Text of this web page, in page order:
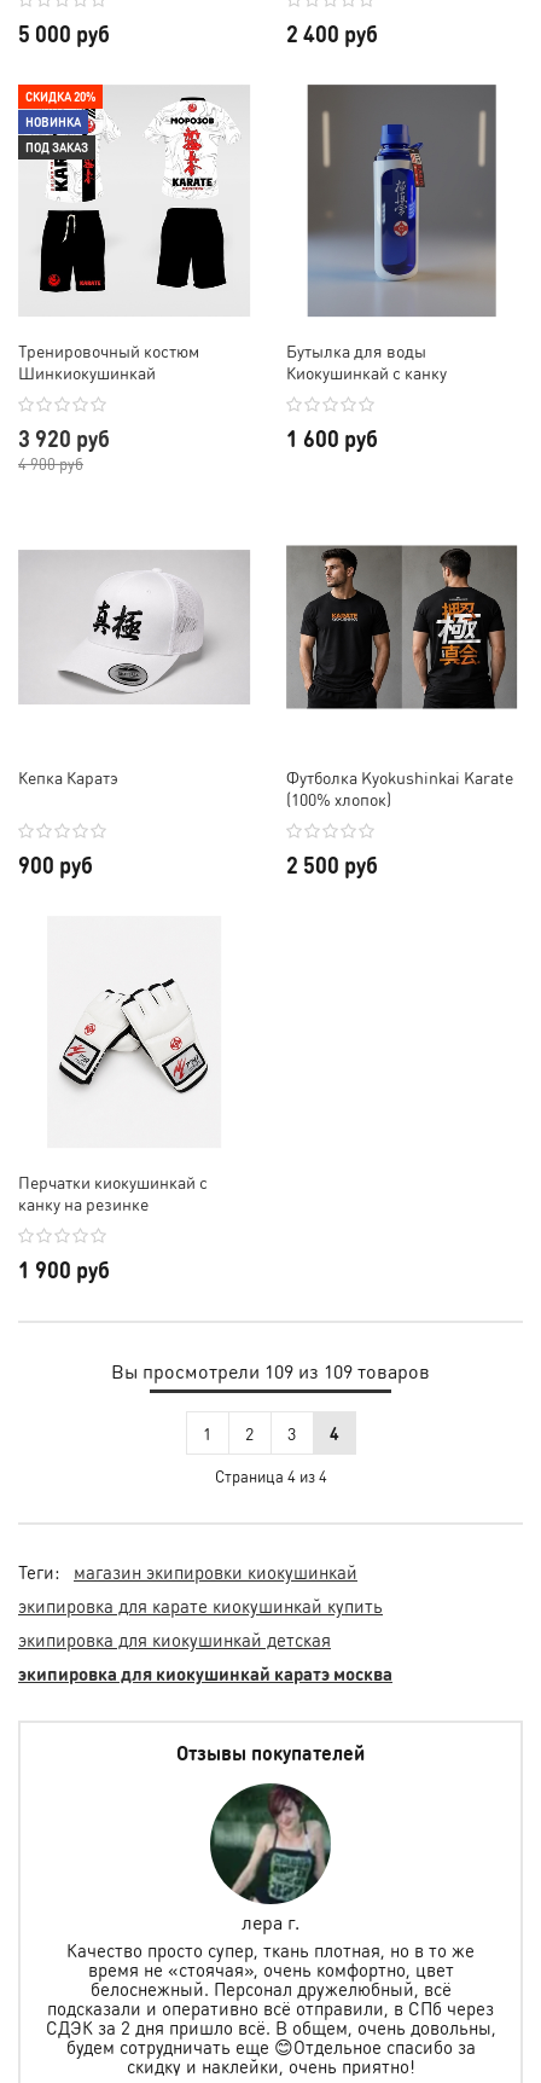
5 000 руб 2 400 руб
СКИДКА 20%
НОВИНКА
ПОД ЗАКАЗ
Тренировочный костюм
Шинкиокушинкай
3 920 руб
4 900 руб
Бутылка для воды
Киокушинкай с канку
1 600 руб
Кепка Каратэ
900 руб
Футболка Kyokushinkai Karate
(100% хлопок)
2 500 руб
Перчатки киокушинкай с
канку на резинке
1 900 руб
Вы просмотрели 109 из 109 товаров
1 2 3 4
Страница 4 из 4
Теги:
магазин экипировки киокушинкай
экипировка для карате киокушинкай купить
экипировка для киокушинкай детская
экипировка для киокушинкай каратэ москва
Отзывы покупателей
лера г.
Качество просто супер, ткань плотная, но в то же
время не «стоячая», очень комфортно, цвет
белоснежный. Персонал дружелюбный, всё
подсказали и оперативно всё отправили, в СПб через
СДЭК за 2 дня пришло всё. В общем, очень довольны,
будем сотрудничать еще 😊Отдельное спасибо за
скидку и наклейки, очень приятно!